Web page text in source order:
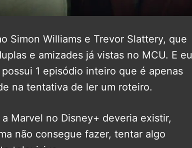
Simon Williams e Trevor Slattery, que
e amizades já vistas no MCU. E eu
1 episódio inteiro que é apenas
na tentativa de ler um roteiro.
Marvel no Disney+ deveria existir,
não consegue fazer, tentar algo